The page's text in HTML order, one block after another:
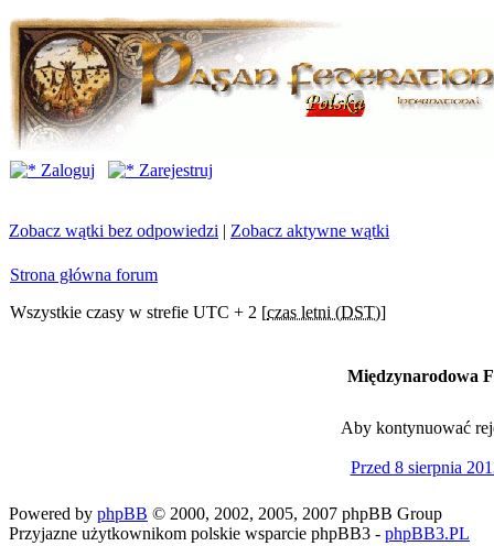
Zaloguj Zarejestruj
Zobacz wątki bez odpowiedzi | Zobacz aktywne wątki
Strona główna forum
Wszystkie czasy w strefie UTC + 2 [czas letni (DST)]
Międzynarodowa
Aby kontynuować
Przed 8 sierpnia
Powered by phpBB © 2000, 2002, 2005, 2007 phpBB Group
Przyjazne użytkownikom polskie wsparcie phpBB3 - phpBB3.PL